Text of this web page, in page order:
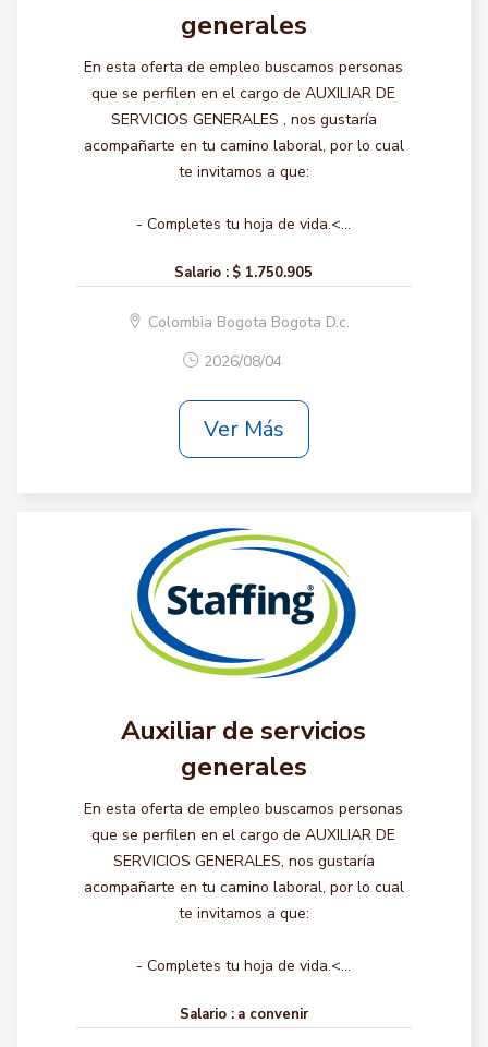
generales
En esta oferta de empleo buscamos personas
que se perfilen en el cargo de AUXILIAR DE
SERVICIOS GENERALES , nos gustaría
acompañarte en tu camino laboral, por lo cual
te invitamos a que:
- Completes tu hoja de vida.<...
Salario : $ 1.750.905
Colombia Bogota Bogota D.c.
2026/08/04
Ver Más
Auxiliar de servicios
generales
En esta oferta de empleo buscamos personas
que se perfilen en el cargo de AUXILIAR DE
SERVICIOS GENERALES, nos gustaría
acompañarte en tu camino laboral, por lo cual
te invitamos a que:
- Completes tu hoja de vida.<...
Salario : a convenir